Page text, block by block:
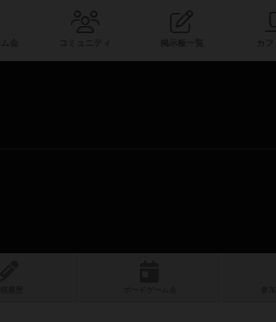
コミュニティ